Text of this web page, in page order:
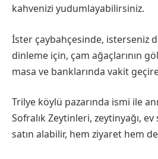
kahvenizi yudumlayabilirsiniz.
İster çaybahçesinde, isterseniz
dinleme için, çam ağaçlarının
masa ve banklarında vakit
Trilye köylü pazarında ismi ile
Sofralık Zeytinleri, zeytinyağı,
satın alabilir, hem ziyaret hem